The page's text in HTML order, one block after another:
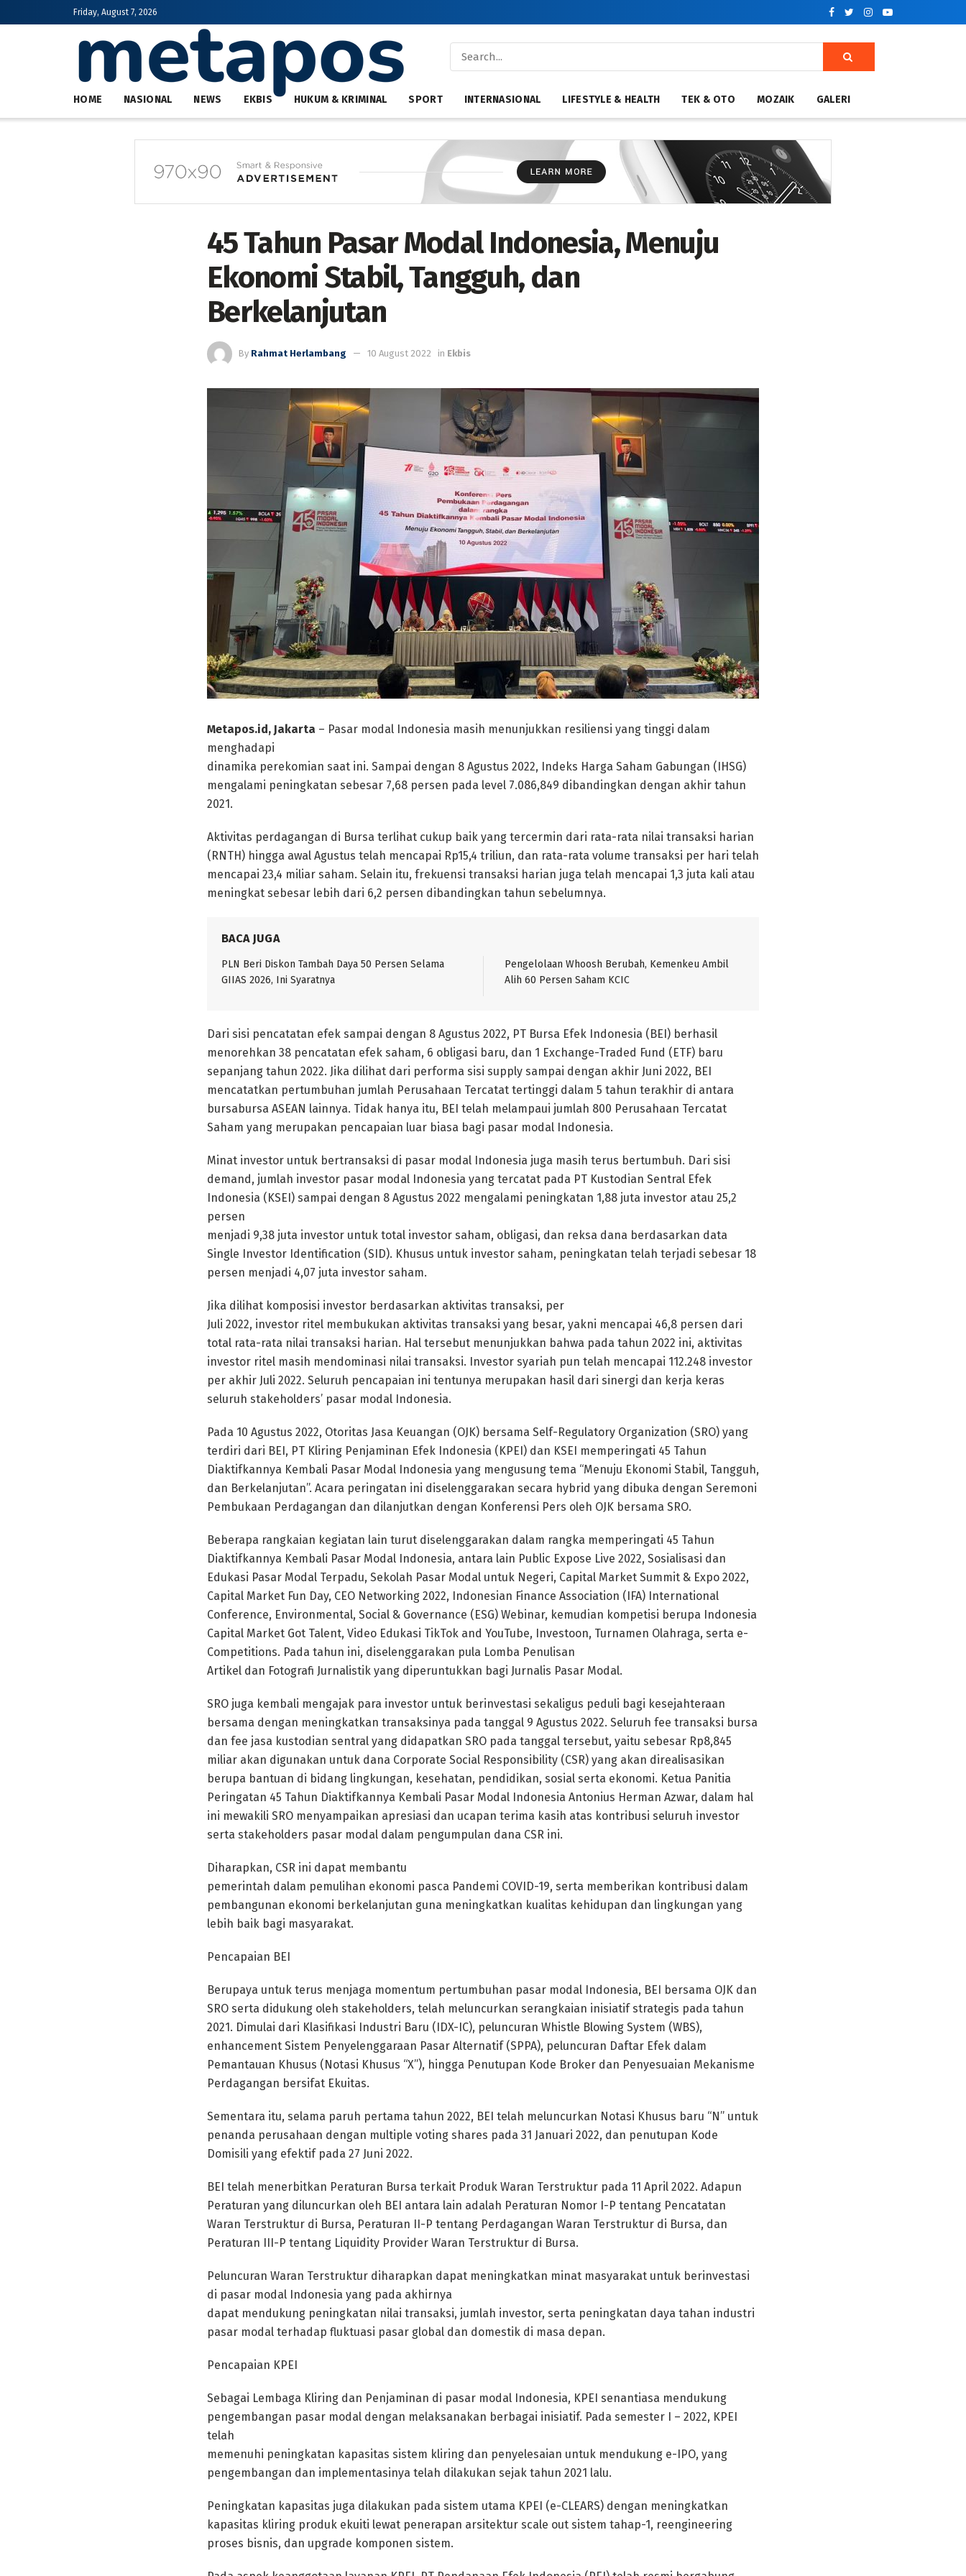
Friday, August 7, 2026
HOME NASIONAL NEWS EKBIS HUKUM & KRIMINAL SPORT INTERNASIONAL LIFESTYLE & HEALTH TEK & OTO MOZAIK GALERI
45 Tahun Pasar Modal Indonesia, Menuju
Ekonomi Stabil, Tangguh, dan
Berkelanjutan
By Rahmat Herlambang 10 August 2022 in Ekbis
Metapos.id, Jakarta – Pasar modal Indonesia masih menunjukkan resiliensi yang tinggi dalam
menghadapi
dinamika perekomian saat ini. Sampai dengan 8 Agustus 2022, Indeks Harga Saham Gabungan (IHSG)
mengalami peningkatan sebesar 7,68 persen pada level 7.086,849 dibandingkan dengan akhir tahun
2021.
Aktivitas perdagangan di Bursa terlihat cukup baik yang tercermin dari rata-rata nilai transaksi harian
(RNTH) hingga awal Agustus telah mencapai Rp15,4 triliun, dan rata-rata volume transaksi per hari telah
mencapai 23,4 miliar saham. Selain itu, frekuensi transaksi harian juga telah mencapai 1,3 juta kali atau
meningkat sebesar lebih dari 6,2 persen dibandingkan tahun sebelumnya.
BACA JUGA
PLN Beri Diskon Tambah Daya 50 Persen Selama
GIIAS 2026, Ini Syaratnya
Pengelolaan Whoosh Berubah, Kemenkeu Ambil
Alih 60 Persen Saham KCIC
Dari sisi pencatatan efek sampai dengan 8 Agustus 2022, PT Bursa Efek Indonesia (BEI) berhasil
menorehkan 38 pencatatan efek saham, 6 obligasi baru, dan 1 Exchange-Traded Fund (ETF) baru
sepanjang tahun 2022. Jika dilihat dari performa sisi supply sampai dengan akhir Juni 2022, BEI
mencatatkan pertumbuhan jumlah Perusahaan Tercatat tertinggi dalam 5 tahun terakhir di antara
bursabursa ASEAN lainnya. Tidak hanya itu, BEI telah melampaui jumlah 800 Perusahaan Tercatat
Saham yang merupakan pencapaian luar biasa bagi pasar modal Indonesia.
Minat investor untuk bertransaksi di pasar modal Indonesia juga masih terus bertumbuh. Dari sisi
demand, jumlah investor pasar modal Indonesia yang tercatat pada PT Kustodian Sentral Efek
Indonesia (KSEI) sampai dengan 8 Agustus 2022 mengalami peningkatan 1,88 juta investor atau 25,2
persen
menjadi 9,38 juta investor untuk total investor saham, obligasi, dan reksa dana berdasarkan data
Single Investor Identification (SID). Khusus untuk investor saham, peningkatan telah terjadi sebesar 18
persen menjadi 4,07 juta investor saham.
Jika dilihat komposisi investor berdasarkan aktivitas transaksi, per
Juli 2022, investor ritel membukukan aktivitas transaksi yang besar, yakni mencapai 46,8 persen dari
total rata-rata nilai transaksi harian. Hal tersebut menunjukkan bahwa pada tahun 2022 ini, aktivitas
investor ritel masih mendominasi nilai transaksi. Investor syariah pun telah mencapai 112.248 investor
per akhir Juli 2022. Seluruh pencapaian ini tentunya merupakan hasil dari sinergi dan kerja keras
seluruh stakeholders’ pasar modal Indonesia.
Pada 10 Agustus 2022, Otoritas Jasa Keuangan (OJK) bersama Self-Regulatory Organization (SRO) yang
terdiri dari BEI, PT Kliring Penjaminan Efek Indonesia (KPEI) dan KSEI memperingati 45 Tahun
Diaktifkannya Kembali Pasar Modal Indonesia yang mengusung tema “Menuju Ekonomi Stabil, Tangguh,
dan Berkelanjutan”. Acara peringatan ini diselenggarakan secara hybrid yang dibuka dengan Seremoni
Pembukaan Perdagangan dan dilanjutkan dengan Konferensi Pers oleh OJK bersama SRO.
Beberapa rangkaian kegiatan lain turut diselenggarakan dalam rangka memperingati 45 Tahun
Diaktifkannya Kembali Pasar Modal Indonesia, antara lain Public Expose Live 2022, Sosialisasi dan
Edukasi Pasar Modal Terpadu, Sekolah Pasar Modal untuk Negeri, Capital Market Summit & Expo 2022,
Capital Market Fun Day, CEO Networking 2022, Indonesian Finance Association (IFA) International
Conference, Environmental, Social & Governance (ESG) Webinar, kemudian kompetisi berupa Indonesia
Capital Market Got Talent, Video Edukasi TikTok and YouTube, Investoon, Turnamen Olahraga, serta e-
Competitions. Pada tahun ini, diselenggarakan pula Lomba Penulisan
Artikel dan Fotografi Jurnalistik yang diperuntukkan bagi Jurnalis Pasar Modal.
SRO juga kembali mengajak para investor untuk berinvestasi sekaligus peduli bagi kesejahteraan
bersama dengan meningkatkan transaksinya pada tanggal 9 Agustus 2022. Seluruh fee transaksi bursa
dan fee jasa kustodian sentral yang didapatkan SRO pada tanggal tersebut, yaitu sebesar Rp8,845
miliar akan digunakan untuk dana Corporate Social Responsibility (CSR) yang akan direalisasikan
berupa bantuan di bidang lingkungan, kesehatan, pendidikan, sosial serta ekonomi. Ketua Panitia
Peringatan 45 Tahun Diaktifkannya Kembali Pasar Modal Indonesia Antonius Herman Azwar, dalam hal
ini mewakili SRO menyampaikan apresiasi dan ucapan terima kasih atas kontribusi seluruh investor
serta stakeholders pasar modal dalam pengumpulan dana CSR ini.
Diharapkan, CSR ini dapat membantu
pemerintah dalam pemulihan ekonomi pasca Pandemi COVID-19, serta memberikan kontribusi dalam
pembangunan ekonomi berkelanjutan guna meningkatkan kualitas kehidupan dan lingkungan yang
lebih baik bagi masyarakat.
Pencapaian BEI
Berupaya untuk terus menjaga momentum pertumbuhan pasar modal Indonesia, BEI bersama OJK dan
SRO serta didukung oleh stakeholders, telah meluncurkan serangkaian inisiatif strategis pada tahun
2021. Dimulai dari Klasifikasi Industri Baru (IDX-IC), peluncuran Whistle Blowing System (WBS),
enhancement Sistem Penyelenggaraan Pasar Alternatif (SPPA), peluncuran Daftar Efek dalam
Pemantauan Khusus (Notasi Khusus “X”), hingga Penutupan Kode Broker dan Penyesuaian Mekanisme
Perdagangan bersifat Ekuitas.
Sementara itu, selama paruh pertama tahun 2022, BEI telah meluncurkan Notasi Khusus baru “N” untuk
penanda perusahaan dengan multiple voting shares pada 31 Januari 2022, dan penutupan Kode
Domisili yang efektif pada 27 Juni 2022.
BEI telah menerbitkan Peraturan Bursa terkait Produk Waran Terstruktur pada 11 April 2022. Adapun
Peraturan yang diluncurkan oleh BEI antara lain adalah Peraturan Nomor I-P tentang Pencatatan
Waran Terstruktur di Bursa, Peraturan II-P tentang Perdagangan Waran Terstruktur di Bursa, dan
Peraturan III-P tentang Liquidity Provider Waran Terstruktur di Bursa.
Peluncuran Waran Terstruktur diharapkan dapat meningkatkan minat masyarakat untuk berinvestasi
di pasar modal Indonesia yang pada akhirnya
dapat mendukung peningkatan nilai transaksi, jumlah investor, serta peningkatan daya tahan industri
pasar modal terhadap fluktuasi pasar global dan domestik di masa depan.
Pencapaian KPEI
Sebagai Lembaga Kliring dan Penjaminan di pasar modal Indonesia, KPEI senantiasa mendukung
pengembangan pasar modal dengan melaksanakan berbagai inisiatif. Pada semester I – 2022, KPEI
telah
memenuhi peningkatan kapasitas sistem kliring dan penyelesaian untuk mendukung e-IPO, yang
pengembangan dan implementasinya telah dilakukan sejak tahun 2021 lalu.
Peningkatan kapasitas juga dilakukan pada sistem utama KPEI (e-CLEARS) dengan meningkatkan
kapasitas kliring produk ekuiti lewat penerapan arsitektur scale out sistem tahap-1, reengineering
proses bisnis, dan upgrade komponen sistem.